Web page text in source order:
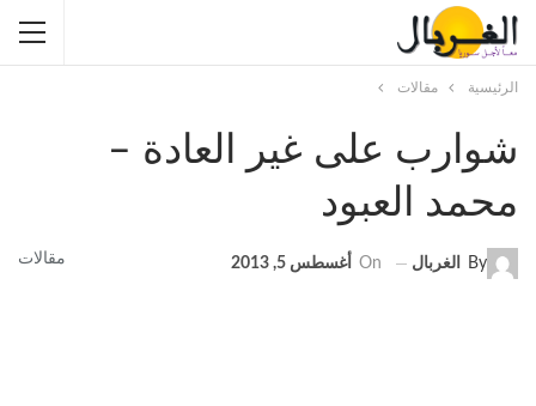
الرئيسية مقالات
شوارب على غير العادة –
محمد العبود
مقالات By الغربال On أغسطس 5, 2013